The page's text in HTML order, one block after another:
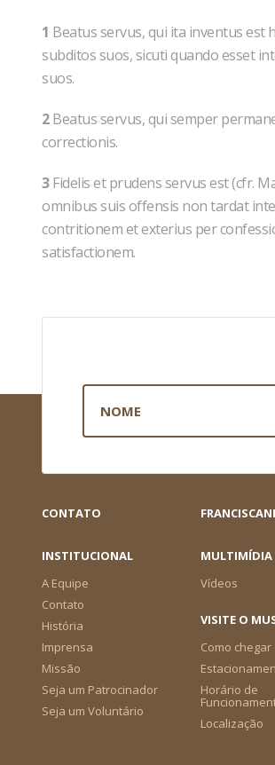
1 Beatus servus, qui ita inventus est
subditos suos, sicuti quando esset
suos.
2Beatus servus, qui semper
correctionis.
3Fidelis et prudens servus est (cfr.
omnibus suis offensis non tardat
contritionem et exterius per
satisfactionem.
CONTATO
INSTITUCIONAL
A Equipe
Contato
História
Imprensa
Missão
Seja um Patrocinador
Seja um Voluntário
MULTIMÍDIA
Vídeos
VISITE O
Como chegar
Horário de
Localização